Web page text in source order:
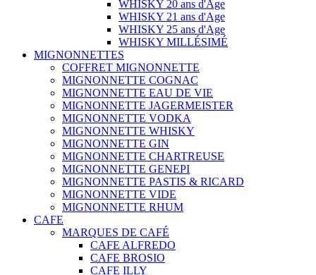
WHISKY 20 ans d'Age
WHISKY 21 ans d'Age
WHISKY 25 ans d'Age
WHISKY MILLÉSIMÉ
MIGNONNETTES
COFFRET MIGNONNETTE
MIGNONNETTE COGNAC
MIGNONNETTE EAU DE VIE
MIGNONNETTE JAGERMEISTER
MIGNONNETTE VODKA
MIGNONNETTE WHISKY
MIGNONNETTE GIN
MIGNONNETTE CHARTREUSE
MIGNONNETTE GENEPI
MIGNONNETTE PASTIS & RICARD
MIGNONNETTE VIDE
MIGNONNETTE RHUM
CAFE
MARQUES DE CAFÉ
CAFE ALFREDO
CAFE BROSIO
CAFE ILLY